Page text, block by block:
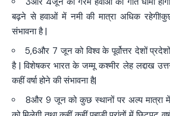
बढ़ने से हवाओं में नमी की मात्रा अधिक रहेगी!कुछ
संभावना है |
5,6और 7 जून को विश्व के पूर्वोत्तर देशों प्रदेशों
है | विशेषकर भारत के जम्मू कश्मीर लेह लद्दाख
कहीं वर्षा होने की संभावना है|
8और 9 जून को कुछ स्थानों पर अल्प मात्रा